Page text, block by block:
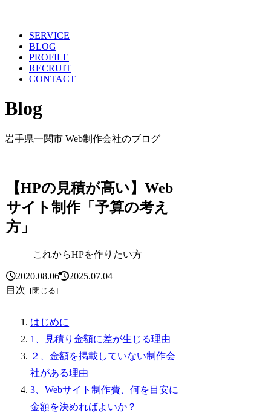
SERVICE
BLOG
PROFILE
RECRUIT
CONTACT
Blog
岩手県一関市 Web制作会社のブログ
【HPの見積が高い】Web
サイト制作「予算の考え
方」
これからHPを作りたい方
2020.08.06
2025.07.04
目次
はじめに
1、見積り金額に差が生じる理由
２、金額を掲載していない制作会
社がある理由
3、Webサイト制作費、何を目安に
金額を決めればよいか？